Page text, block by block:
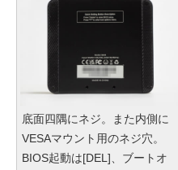
底面四隅にネジ。また内側に
VESAマウント用のネジ穴。
BIOS起動は[DEL]、ブートオ